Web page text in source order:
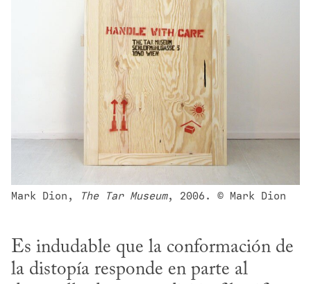
Mark Dion, The Tar Museum, 2006. © Mark Dion
Es indudable que la conformación de
la dis­topía responde en parte al